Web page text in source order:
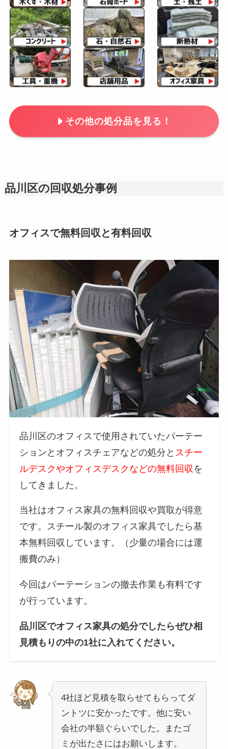
その他の処分品を見る！
品川区の回収処分事例
オフィスで無料回収と有料回収
品川区のオフィスで使用されていたパーテー
ションとオフィスチェアなどの処分と スチー
ルデスクやオフィスデスクなどの無料回収 を
してきました。
当社はオフィス家具の無料回収や買取が得意
です。スチール製のオフィス家具でしたら基
本無料回収しています。（少量の場合には運
搬費のみ）
今回はパーテーションの撤去作業も有料です
が行っています。
品川区でオフィス家具の処分でしたらぜひ相
見積もりの中の1社に入れてください。
4社ほど見積を取らせてもらってダ
ントツに安かったです。他に安い
会社の半額ぐらいでした。またゴ
ミが出たさにはお願いします。